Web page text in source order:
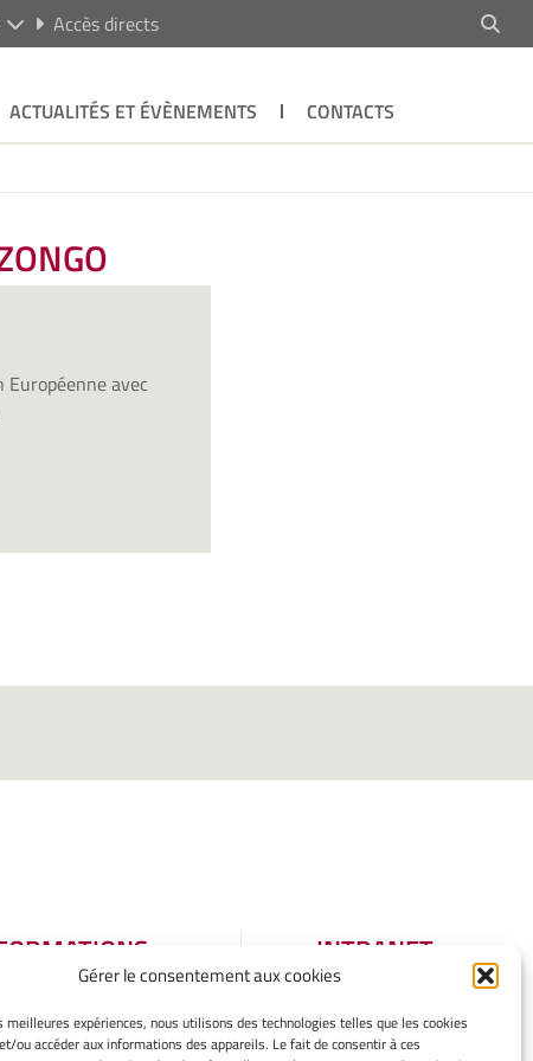
Gérer le consentement aux cookies
meilleures expériences, nous utilisons des technologies telles que les cookies
ou accéder aux informations des appareils. Le fait de consentir à ces
Accès directs
ACTUALITÉS ET ÉVÈNEMENTS
CONTACTS
Européenne avec
légales
mes cookies
INTRANET